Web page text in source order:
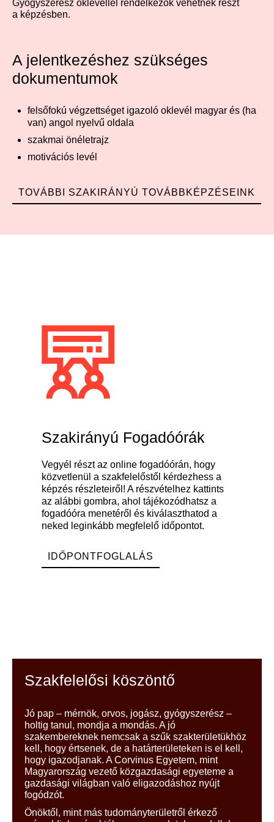
Gyógyszerész oklevéllel rendelkezők vehetnek részt
a képzésben.
A jelentkezéshez szükséges
dokumentumok
felsőfokú végzettséget igazoló oklevél magyar és (ha
van) angol nyelvű oldala
szakmai önéletrajz
motivációs levél
TOVÁBBI SZAKIRÁNYÚ TOVÁBBKÉPZÉSEINK
Szakirányú Fogadóórák​
Vegyél részt az online fogadóórán, hogy
közvetlenül a szakfelelőstől kérdezhess a
képzés részleteiről! A részvételhez kattints
az alábbi gombra, ahol tájékozódhatsz a
fogadóóra menetéről és kiválaszthatod a
neked leginkább megfelelő időpontot.
IDŐPONTFOGLALÁS
Szakfelelősi köszöntő
Jó pap – mérnök, orvos, jogász, gyógyszerész –
holtig tanul, mondja a mondás. A jó
szakembereknek nemcsak a szűk szakterületükhöz
kell, hogy értsenek, de a határterületeken is el kell,
hogy igazodjanak. A Corvinus Egyetem, mint
Magyarország vezető közgazdasági egyeteme a
gazdasági világban való eligazodáshoz nyújt
fogódzót.
Önöktől, mint más tudományterületről érkező